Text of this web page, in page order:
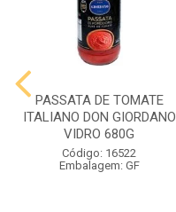
PASSATA DE TOMATE
ITALIANO DON GIORDANO
VIDRO 680G
Código: 16522
Embalagem: GF